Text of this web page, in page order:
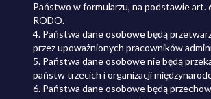
Państwo w formularzu, na podstawie art.
RODO.
4. Państwa dane osobowe będą
przez upoważnionych pracowników
5. Państwa dane osobowe nie będą
państw trzecich i organizacji
6. Państwa dane osobowe będą